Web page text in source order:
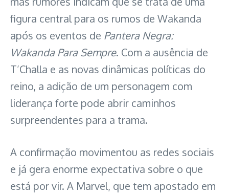
figura central para os rumos de Wakanda
após os eventos de Pantera Negra:
Wakanda Para Sempre. Com a ausência de
T’Challa e as novas dinâmicas políticas do
reino, a adição de um personagem com
liderança forte pode abrir caminhos
surpreendentes para a trama.
A confirmação movimentou as redes sociais
e já gera enorme expectativa sobre o que
está por vir. A Marvel, que tem apostado em